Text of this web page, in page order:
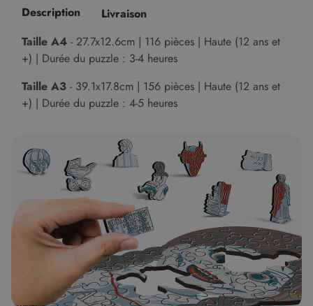
Description
Livraison
Taille A4 - 27.7x12.6cm | 116 pièces | Haute (12 ans et
+) | Durée du puzzle : 3-4 heures
Taille A3 - 39.1x17.8cm | 156 pièces | Haute (12 ans et
+) | Durée du puzzle : 4-5 heures